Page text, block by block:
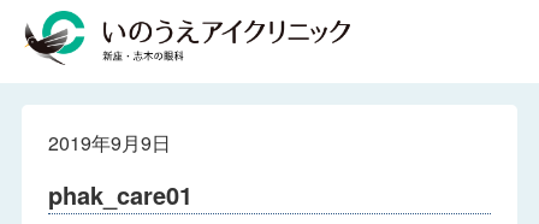
2019年9月9日
phak_care01